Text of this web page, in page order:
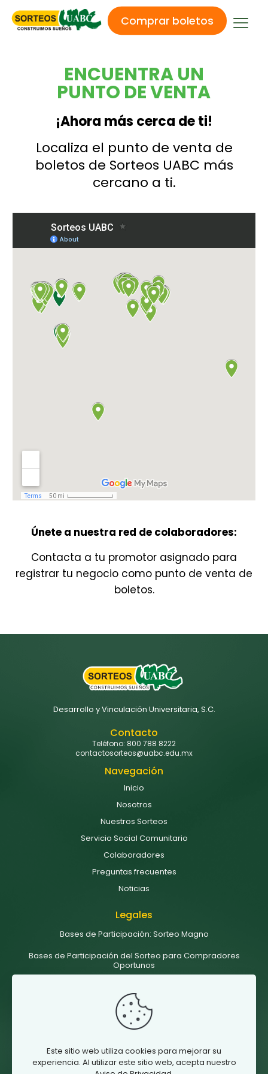
Comprar boletos
ENCUENTRA UN
PUNTO DE VENTA
¡Ahora más cerca de ti!
Localiza el punto de venta de
boletos de Sorteos UABC más
cercano a ti.
Únete a nuestra red de colaboradores:
Contacta a tu promotor asignado para
registrar tu negocio como punto de venta de
boletos.
Desarrollo y Vinculación Universitaria, S.C.
Contacto
Teléfono: 800 788 8222
contactosorteos@uabc.edu.mx
Navegación
Inicio
Nosotros
Nuestros Sorteos
Servicio Social Comunitario
Colaboradores
Preguntas frecuentes
Noticias
Legales
Bases de Participación: Sorteo Magno
Bases de Participación del Sorteo para Compradores
Oportunos
Términos y condiciones
Aviso de privacidad sorteos UABC
SÍguenos
Este sitio web utiliza cookies para mejorar su
experiencia. Al utilizar este sitio web, acepta nuestro